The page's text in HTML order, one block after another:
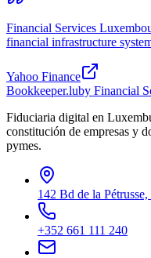
Financial Services
financial infrastructure
Yahoo Finance
Bookkeeper.luby Financial
Fiduciaria digital en
constitución de empresas y
pymes.
142 Bd de la
+352 661 111 240